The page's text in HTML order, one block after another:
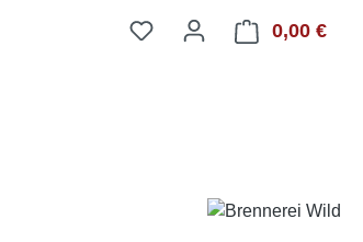
0,00 €